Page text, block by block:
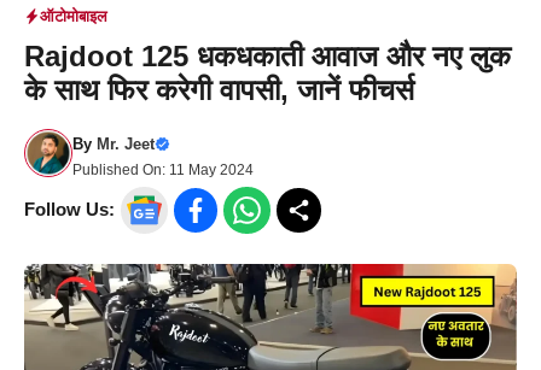
ऑटोमोबाइल
Rajdoot 125 धकधकाती आवाज और नए लुक
के साथ फिर करेगी वापसी, जानें फीचर्स
By Mr. Jeet
Published On: 11 May 2024
Follow Us: